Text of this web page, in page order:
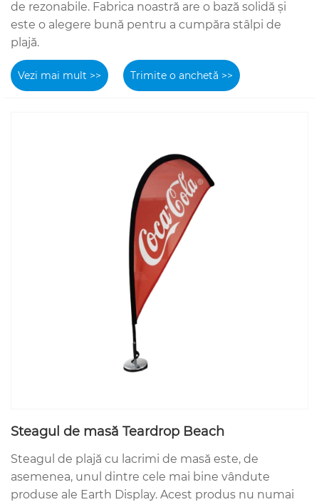
de rezonabile. Fabrica noastră are o bază solidă și
este o alegere bună pentru a cumpăra stâlpi de
plajă.
Vezi mai mult >> Trimite o anchetă >>
Steagul de masă Teardrop Beach
Steagul de plajă cu lacrimi de masă este, de
asemenea, unul dintre cele mai bine vândute
produse ale Earth Display. Acest produs nu numai